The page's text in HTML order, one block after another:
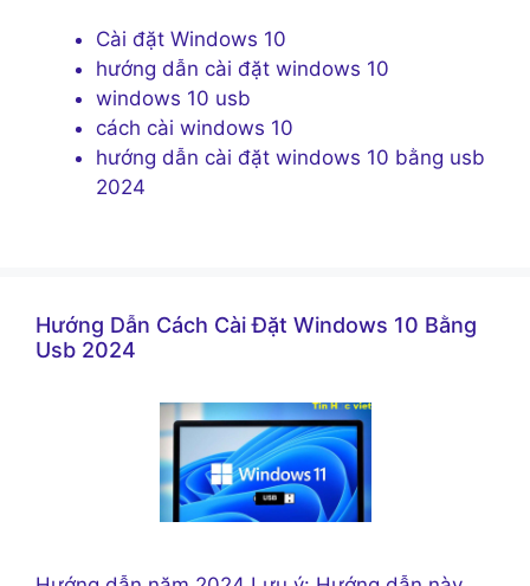
Cài đặt Windows 10
hướng dẫn cài đặt windows 10
windows 10 usb
cách cài windows 10
hướng dẫn cài đặt windows 10 bằng usb
2024
Hướng Dẫn Cách Cài Đặt Windows 10 Bằng
Usb 2024